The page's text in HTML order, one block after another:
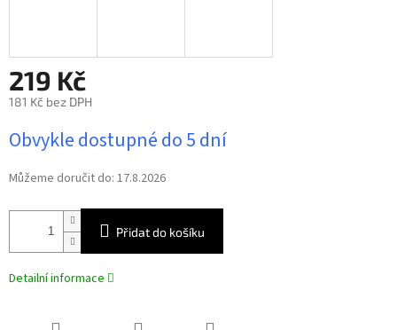
219 Kč
181 Kč bez DPH
cena:
Obvykle dostupné do 5 dní
Můžeme doručit do: 17.8.2026
Přidat do košíku
Detailní informace